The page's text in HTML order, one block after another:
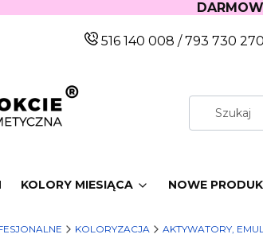
516 140 008 /793 730 270
KOLORY MIESIĄCA NOWE
KOLORYZACJA AKTYWATORY,